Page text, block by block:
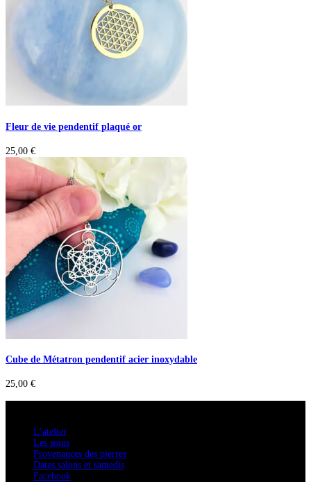
Fleur de vie pendentif plaqué or
25,00 €
Cube de Métatron pendentif acier inoxydable
25,00 €
L’atelier
Les soins
Provenances des pierres
Dates salons et samedis
Facebook